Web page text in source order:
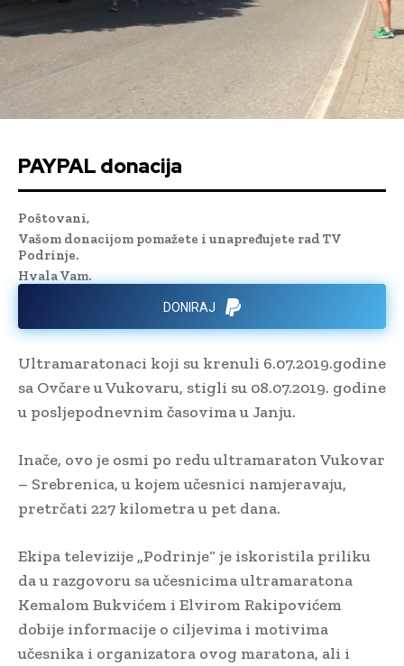
PAYPAL donacija
Poštovani,
Vašom donacijom pomažete i unapređujete rad TV
Podrinje.
Hvala Vam.
DONIRAJ
Ultramaratonaci koji su krenuli 6.07.2019.godine
sa Ovčare u Vukovaru, stigli su 08.07.2019. godine
u posljepodnevnim časovima u Janju.
Inače, ovo je osmi po redu ultramaraton Vukovar
– Srebrenica, u kojem učesnici namjeravaju,
pretrčati 227 kilometra u pet dana.
Ekipa televizije „Podrinje“ je iskoristila priliku
da u razgovoru sa učesnicima ultramaratona
Kemalom Bukvićem i Elvirom Rakipovićem
dobije informacije o ciljevima i motivima
učesnika i organizatora ovog maratona, ali i